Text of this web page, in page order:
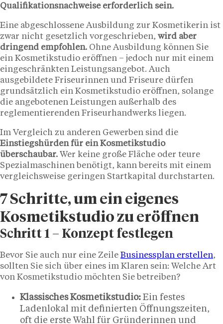
Qualifikationsnachweise erforderlich sein.
Eine abgeschlossene Ausbildung zur Kosmetikerin ist
zwar nicht gesetzlich vorgeschrieben, wird aber
dringend empfohlen. Ohne Ausbildung können Sie
ein Kosmetikstudio eröffnen – jedoch nur mit einem
eingeschränkten Leistungsangebot. Auch
ausgebildete Friseurinnen und Friseure dürfen
grundsätzlich ein Kosmetikstudio eröffnen, solange
die angebotenen Leistungen außerhalb des
reglementierenden Friseurhandwerks liegen.
Im Vergleich zu anderen Gewerben sind die
Einstiegshürden für ein Kosmetikstudio
überschaubar. Wer keine große Fläche oder teure
Spezialmaschinen benötigt, kann bereits mit einem
vergleichsweise geringen Startkapital durchstarten.
7 Schritte, um ein eigenes
Kosmetikstudio zu eröffnen
Schritt 1 – Konzept festlegen
Bevor Sie auch nur eine Zeile Businessplan erstellen,
sollten Sie sich über eines im Klaren sein: Welche Art
von Kosmetikstudio möchten Sie betreiben?
Klassisches Kosmetikstudio: Ein festes
Ladenlokal mit definierten Öffnungszeiten,
oft die erste Wahl für Gründerinnen und